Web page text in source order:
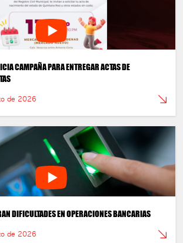
CAMPAÑA PARA ENTREGAR ACTAS DE
de 2026
DIFICULTADES EN OPERACIONES BANCARIAS
de 2026